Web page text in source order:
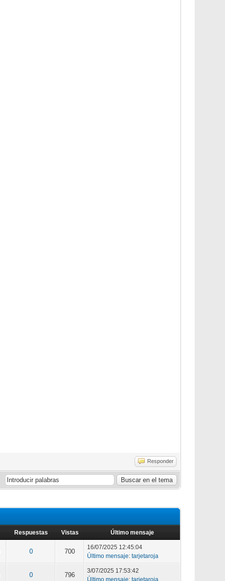
Responder
Respuestas Vistas Último mensaje
0 700
16/07/2025 12:45:04
Último mensaje: tarjetaroja
0 796
3/07/2025 17:53:42
Último mensaje: tarjetaroja